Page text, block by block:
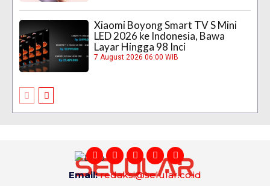
Xiaomi Boyong Smart TV S Mini
LED 2026 ke Indonesia, Bawa
Layar Hingga 98 Inci
7 August 2026 06:00 WIB
Email:redaksi@selular.co.id